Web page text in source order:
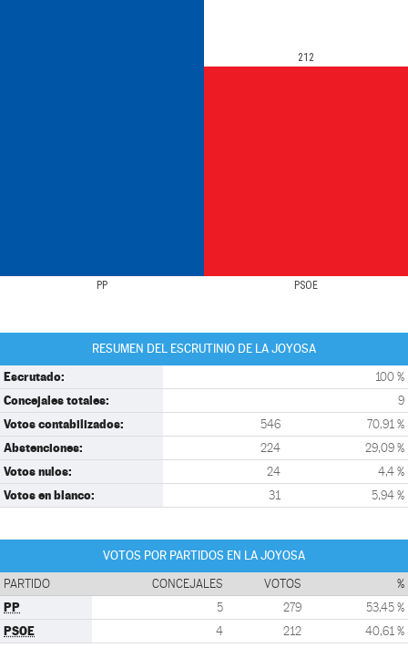
PP PSOE
212
RESUMEN DEL ESCRUTINIO DE LA JOYOSA
Escrutado: 100 %
Concejales totales: 9
Votos contabilizados: 546 70,91 %
Abstenciones: 224 29,09 %
Votos nulos: 24 4,4 %
Votos en blanco: 31 5,94 %
VOTOS POR PARTIDOS EN LA JOYOSA
PARTIDO CONCEJALES VOTOS %
PP 5 279 53,45 %
PSOE 4 212 40,61 %